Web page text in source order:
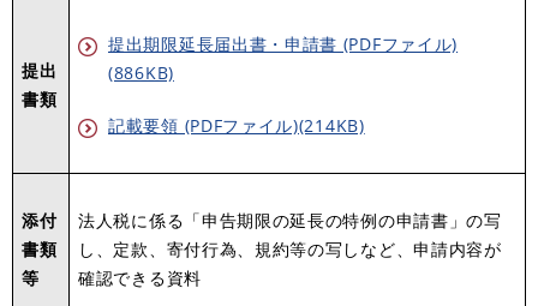
提出
書類
提出期限延長届出書・申請書 (PDFファイル)
(886KB)
記載要領 (PDFファイル)(214KB)
添付
書類
等
法人税に係る「申告期限の延長の特例の申請書」の写
し、定款、寄付行為、規約等の写しなど、申請内容が
確認できる資料